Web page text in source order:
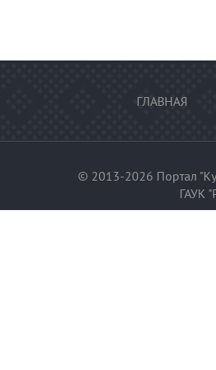
ГЛАВНАЯ
© 2013-2026 Портал
ГАУК